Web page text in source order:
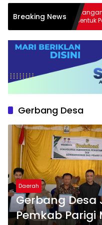
Breaking News
Pengawasan Keuangan
Diperkuat, DPRD Bentuk Pansus
Gerbang Desa
Daerah
Gerbang Desa
Pemkab